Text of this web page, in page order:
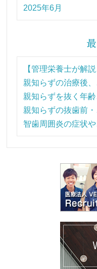
2025年6月
【管理栄養士が解
親知らずの治療後
親知らずを抜く年
親知らずの抜歯前
智歯周囲炎の症状